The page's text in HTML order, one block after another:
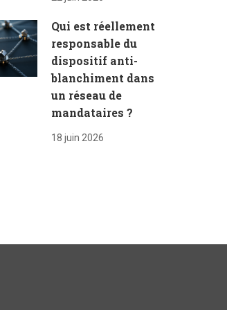
Qui est réellement
responsable du
dispositif anti-
blanchiment dans
un réseau de
mandataires ?
18 juin 2026